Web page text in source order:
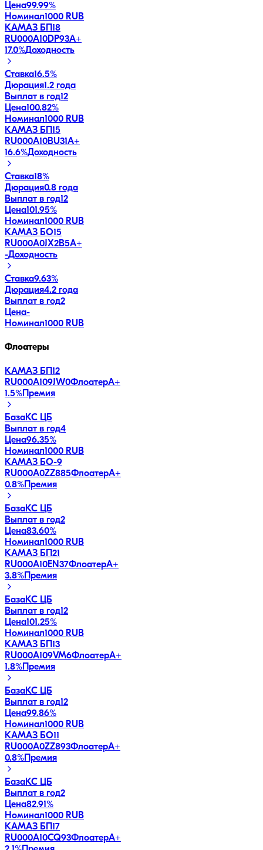
Цена99.99%
Номинал1000 RUB
КАМАЗ БП18
RU000A10DP93A+
17.0%Доходность
Ставка16.5%
Дюрация1.2 года
Выплат в год12
Цена100.82%
Номинал1000 RUB
КАМАЗ БП15
RU000A10BU31A+
16.6%Доходность
Ставка18%
Дюрация0.8 года
Выплат в год12
Цена101.95%
Номинал1000 RUB
КАМАЗ БО15
RU000A0JX2B5A+
-Доходность
Ставка9.63%
Дюрация4.2 года
Выплат в год2
Цена-
Номинал1000 RUB
Флоатеры
КАМАЗ БП12
RU000A109JW0ФлоатерA+
1.5%Премия
БазаКС ЦБ
Выплат в год4
Цена96.35%
Номинал1000 RUB
КАМАЗ БО-9
RU000A0ZZ885ФлоатерA+
0.8%Премия
БазаКС ЦБ
Выплат в год2
Цена83.60%
Номинал1000 RUB
КАМАЗ БП21
RU000A10EN37ФлоатерA+
3.8%Премия
БазаКС ЦБ
Выплат в год12
Цена101.25%
Номинал1000 RUB
КАМАЗ БП13
RU000A109VM6ФлоатерA+
1.8%Премия
БазаКС ЦБ
Выплат в год12
Цена99.86%
Номинал1000 RUB
КАМАЗ БО11
RU000A0ZZ893ФлоатерA+
0.8%Премия
БазаКС ЦБ
Выплат в год2
Цена82.91%
Номинал1000 RUB
КАМАЗ БП17
RU000A10CQ93ФлоатерA+